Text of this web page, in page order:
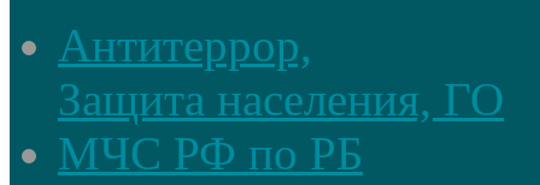
Антитеррор,
Защита населения, ГО
МЧС РФ по РБ